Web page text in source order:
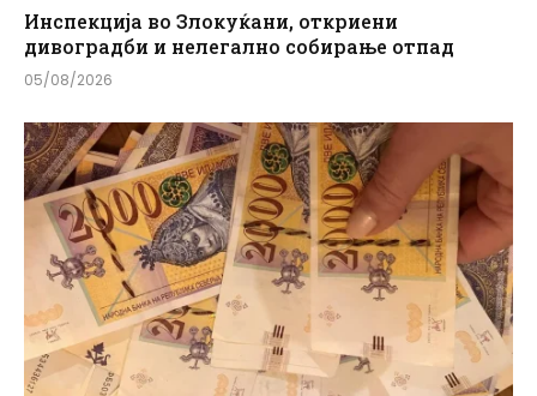
Инспекција во Злокуќани, откриени
дивоградби и нелегално собирање отпад
05/08/2026